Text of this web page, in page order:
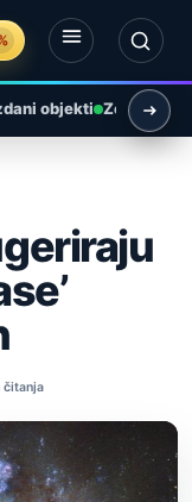
objekti Zemlja i
čitanja